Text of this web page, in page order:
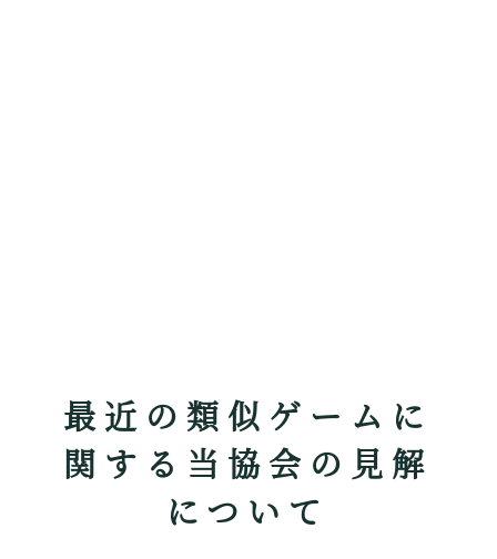
最近の類似ゲームに
関する当協会の見解
について